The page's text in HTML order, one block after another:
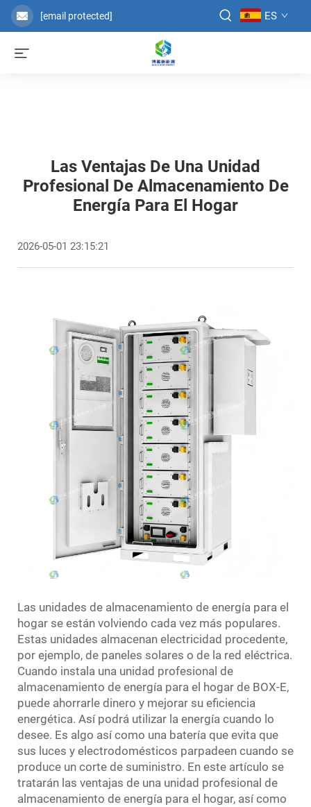
[email protected] ES
Las Ventajas De Una Unidad
Profesional De Almacenamiento De
Energía Para El Hogar
2026-05-01 23:15:21
Las unidades de almacenamiento de energía para el
hogar se están volviendo cada vez más populares.
Estas unidades almacenan electricidad procedente,
por ejemplo, de paneles solares o de la red eléctrica.
Cuando instala una unidad profesional de
almacenamiento de energía para el hogar de BOX-E,
puede ahorrarle dinero y mejorar su eficiencia
energética. Así podrá utilizar la energía cuando lo
desee. Es algo así como una batería que evita que
sus luces y electrodomésticos parpadeen cuando se
produce un corte de suministro. En este artículo se
tratarán las ventajas de una unidad profesional de
almacenamiento de energía para el hogar, así como